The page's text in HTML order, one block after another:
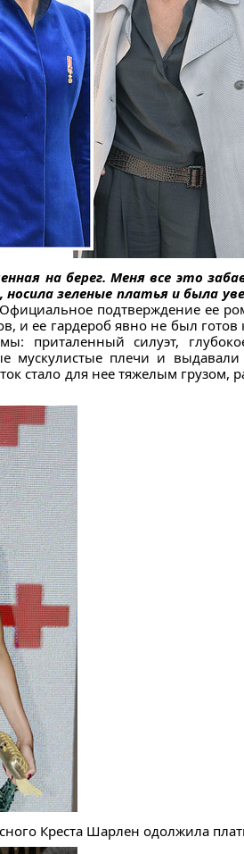
на берег. Меня все это
зеленые платья и была
подтверждение ее
и ее гардероб явно не был
приталенный силуэт,
мускулистые плечи и
стало для нее тяжелым
Креста Шарлен одолжила